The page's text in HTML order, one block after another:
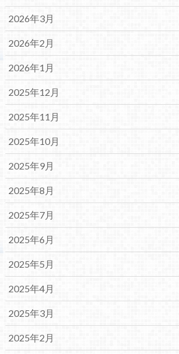
2026年3月
2026年2月
2026年1月
2025年12月
2025年11月
2025年10月
2025年9月
2025年8月
2025年7月
2025年6月
2025年5月
2025年4月
2025年3月
2025年2月